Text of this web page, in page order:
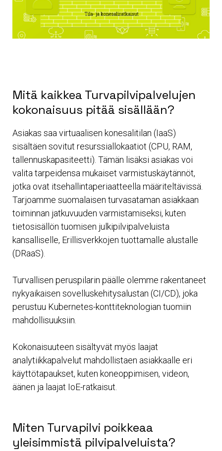
Mitä kaikkea Turvapilvipalvelujen
kokonaisuus pitää sisällään?
Asiakas saa virtuaalisen konesalitilan (IaaS)
sisältäen sovitut resurssiallokaatiot (CPU, RAM,
tallennuskapasiteetti). Tämän lisäksi asiakas voi
valita tarpeidensa mukaiset varmistuskäytännöt,
jotka ovat itsehallintaperiaatteella määriteltävissä.
Tarjoamme suomalaisen turvasataman asiakkaan
toiminnan jatkuvuuden varmistamiseksi, kuten
tietosisällön tuomisen julkipilvipalveluista
kansalliselle, Erillisverkkojen tuottamalle alustalle
(DRaaS).
Turvallisen peruspilarin päälle olemme rakentaneet
nykyaikaisen sovelluskehitysalustan (CI/CD), joka
perustuu Kubernetes-konttiteknologian tuomiin
mahdollisuuksiin.
Kokonaisuuteen sisältyvät myös laajat
analytiikkapalvelut mahdollistaen asiakkaalle eri
käyttötapaukset, kuten koneoppimisen, videon,
äänen ja laajat IoE-ratkaisut.
Miten Turvapilvi poikkeaa
yleisimmistä pilvipalveluista?